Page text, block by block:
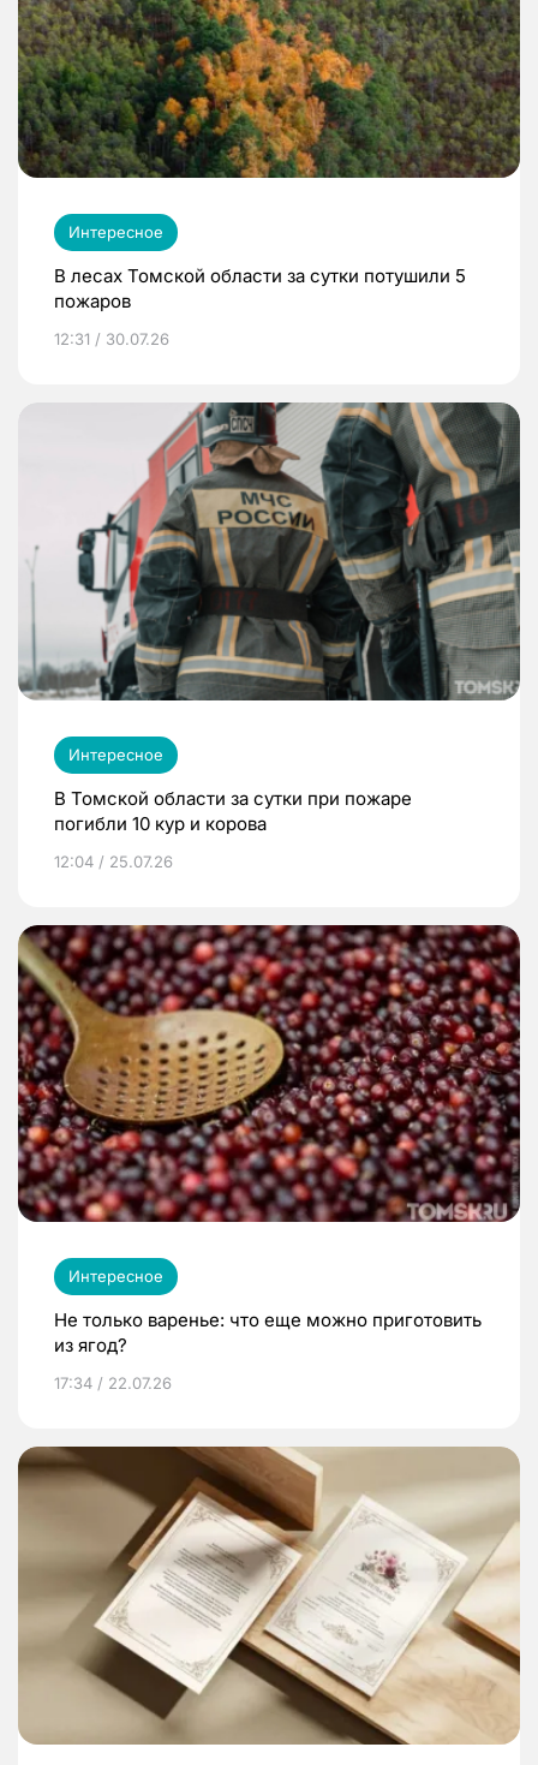
Интересное
В лесах Томской области за сутки потушили 5
пожаров
12:31 / 30.07.26
Интересное
В Томской области за сутки при пожаре
погибли 10 кур и корова
12:04 / 25.07.26
Интересное
Не только варенье: что еще можно приготовить
из ягод?
17:34 / 22.07.26